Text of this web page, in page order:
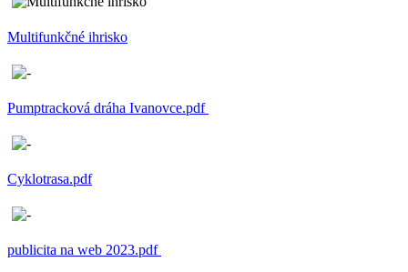
Multifunkčné ihrisko
Pumptracková dráha Ivanovce.pdf
Cyklotrasa.pdf
publicita na web 2023.pdf